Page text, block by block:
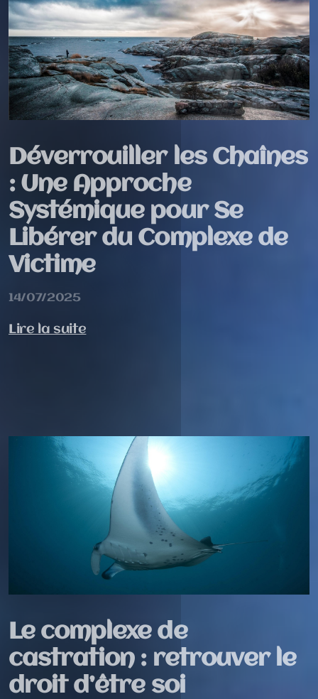
Déverrouiller les Chaînes
: Une Approche
Systémique pour Se
Libérer du Complexe de
Victime
14/07/2025
Lire la suite
Le complexe de
castration : retrouver le
droit d’être soi